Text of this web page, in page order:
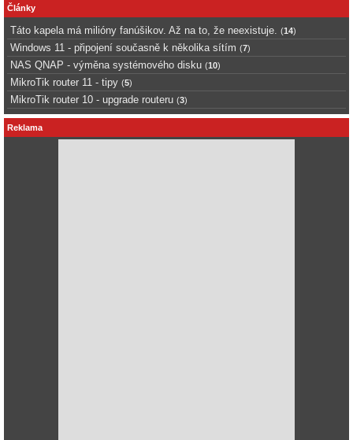
Články
Táto kapela má milióny fanúšikov. Až na to, že neexistuje. (14)
Windows 11 - připojení současně k několika sítím (7)
NAS QNAP - výměna systémového disku (10)
MikroTik router 11 - tipy (5)
MikroTik router 10 - upgrade routeru (3)
Reklama